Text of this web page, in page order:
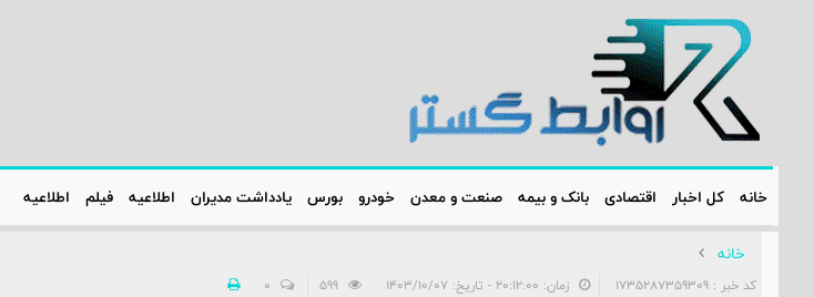
خانه کل اخبار اقتصادی بانک و بیمه صنعت و معدن خودرو بورس یادداشت مدیران اطلاعیه‌ فیلم اطلاعیه‌
خانه
کد خبر : 1735287359309 زمان: ۲۰:۱۲:۰۰ - تاریخ: ۱۴۰۳/۱۰/۰۷
0